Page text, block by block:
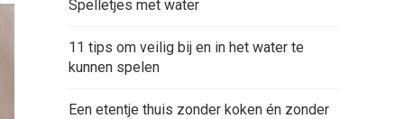
Spelletjes met water
11 tips om veilig bij en in het water te
kunnen spelen
Een etentje thuis zonder koken én zonder